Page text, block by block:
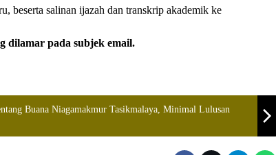
beserta salinan ijazah dan transkrip akademik ke
dilamar pada subjek email.
Buana Niagamakmur Tasikmalaya, Minimal Lulusan